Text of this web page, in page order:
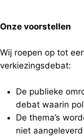
Onze voorstellen
Wij roepen op tot
verkiezingsdebat:
De publieke
debat waarin
De thema’s
niet